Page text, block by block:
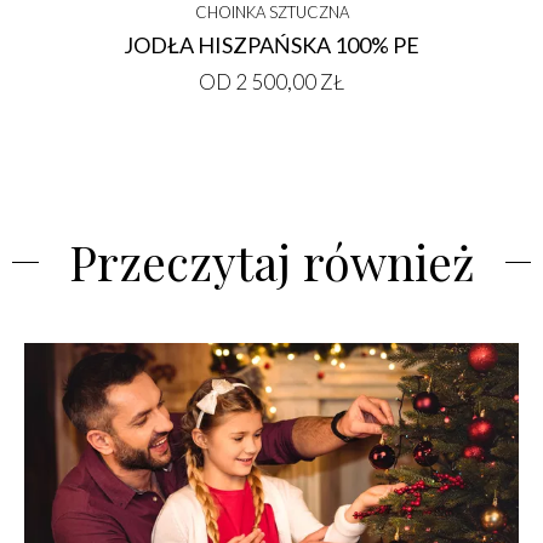
CHOINKA SZTUCZNA
JODŁA HISZPAŃSKA 100% PE
OD 2 500,00 ZŁ
Przeczytaj również